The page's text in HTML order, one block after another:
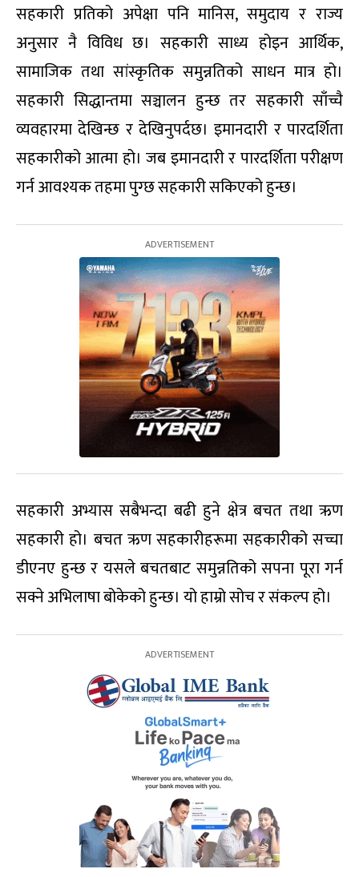
सहकारी प्रतिको अपेक्षा पनि मानिस, समुदाय र राज्य
अनुसार नै विविध छ। सहकारी साध्य होइन आर्थिक,
सामाजिक तथा सांस्कृतिक समुन्नतिको साधन मात्र हो।
सहकारी सिद्धान्तमा सञ्चालन हुन्छ तर सहकारी साँच्चै
व्यवहारमा देखिन्छ र देखिनुपर्दछ। इमानदारी र पारदर्शिता
सहकारीको आत्मा हो। जब इमानदारी र पारदर्शिता परीक्षण
गर्न आवश्यक तहमा पुग्छ सहकारी सकिएको हुन्छ।
सहकारी अभ्यास सबैभन्दा बढी हुने क्षेत्र बचत तथा ऋण
सहकारी हो। बचत ऋण सहकारीहरूमा सहकारीको सच्चा
डीएनए हुन्छ र यसले बचतबाट समुन्नतिको सपना पूरा गर्न
सक्ने अभिलाषा बोकेको हुन्छ। यो हाम्रो सोच र संकल्प हो।